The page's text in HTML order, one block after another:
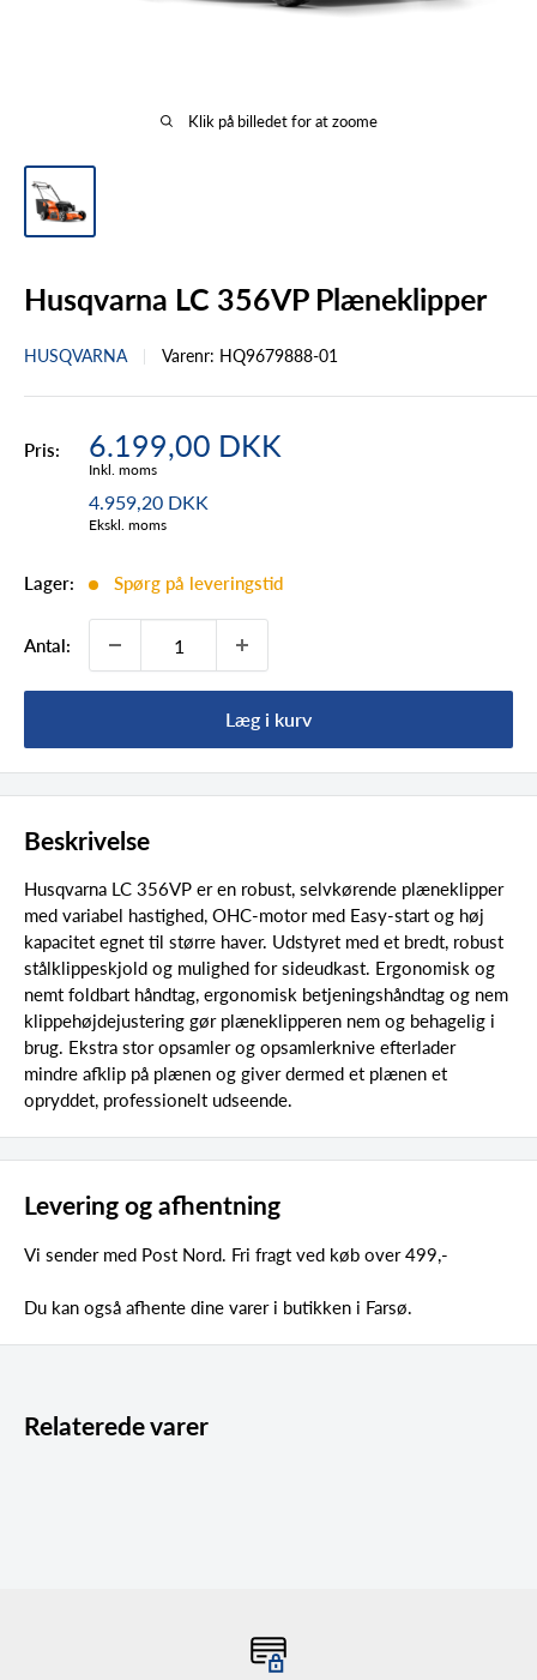
Klik på billedet for at zoome
Husqvarna LC 356VP Plæneklipper
HUSQVARNA Varenr: HQ9679888-01
Pris: Tilbudspris
6.199,00 DKK
Inkl. moms
4.959,20 DKK
Ekskl. moms
Lager: Spørg på leveringstid
Antal:
Læg i kurv
Beskrivelse
Husqvarna LC 356VP er en robust, selvkørende plæneklipper
med variabel hastighed, OHC-motor med Easy-start og høj
kapacitet egnet til større haver. Udstyret med et bredt, robust
stålklippeskjold og mulighed for sideudkast. Ergonomisk og
nemt foldbart håndtag, ergonomisk betjeningshåndtag og nem
klippehøjdejustering gør plæneklipperen nem og behagelig i
brug. Ekstra stor opsamler og opsamlerknive efterlader
mindre afklip på plænen og giver dermed et plænen et
opryddet, professionelt udseende.
Levering og afhentning
Vi sender med Post Nord. Fri fragt ved køb over 499,-
Du kan også afhente dine varer i butikken i Farsø.
Relaterede varer